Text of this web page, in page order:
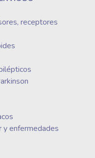
receptores
y enfermedades